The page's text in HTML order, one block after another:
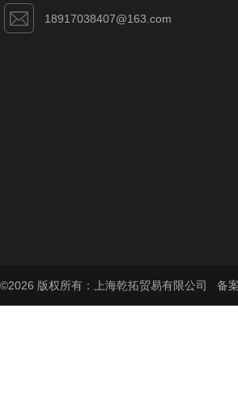
18917038407@163.com
©2026 版权所有：上海乾拓贸易有限公司 备案